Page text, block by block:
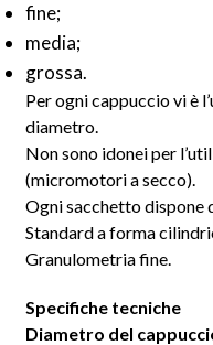
fine;
media;
grossa.
Per ogni cappuccio vi è
diametro.
Non sono idonei per
(micromotori a secco).
Ogni sacchetto dispone
Standard a forma
Granulometria fine.
Specifiche tecniche
Diametro del